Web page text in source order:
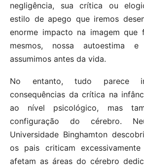
negligência, sua crítica ou
estilo de apego que iremos
enorme impacto na imagem que
mesmos, nossa autoestima
assumimos antes da vida.
No entanto, tudo parece
consequências da crítica na
ao nível psicológico, mas
configuração do cérebro.
Universidade Binghamton
os pais criticam
afetam as áreas do cérebro